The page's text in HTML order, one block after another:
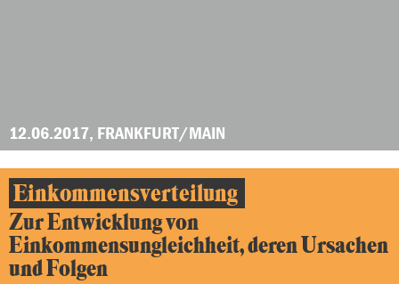
12.06.2017, FRANKFURT/MAIN
Einkommensverteilung
Zur Entwicklung von
Einkommensungleichheit, deren Ursachen
und Folgen